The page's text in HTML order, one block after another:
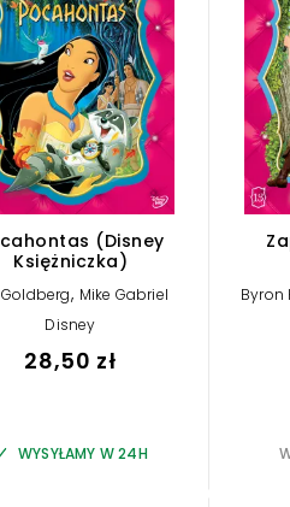
(Disney
Księżniczka)
Goldberg, Mike Gabriel
Disney
28,50 zł
WYSYŁAMY W 24H
Byron